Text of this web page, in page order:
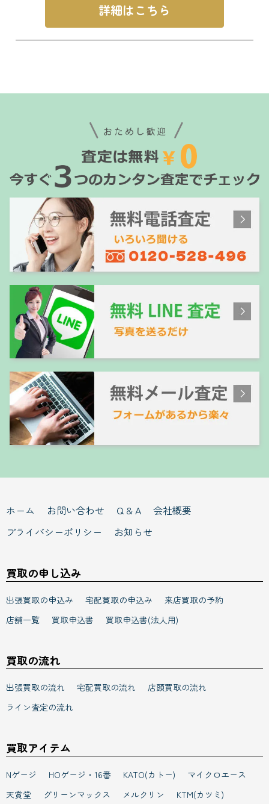
詳細はこちら
ホーム お問い合わせ Q & A
会社概要
プライバシーポリシー
お知らせ
買取の申し込み
出張買取の申込み 宅配買取の申込み
来店買取の予約
店舗一覧
買取申込書 買取申込書(法人用)
買取の流れ
出張買取の流れ 宅配買取の流れ
店頭買取の流れ
ライン査定の流れ
買取アイテム
Nゲージ HOゲージ・16番 KATO(カトー)
マイクロエース
天賞堂
グリーンマックス メルクリン
KTM(カツミ)